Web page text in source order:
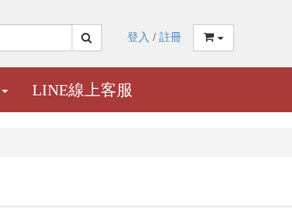
登入 / 註冊
LINE線上客服